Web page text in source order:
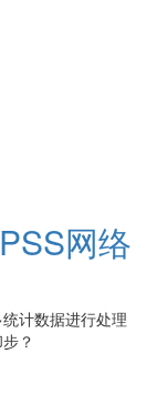
网络
计数据进行处理
？